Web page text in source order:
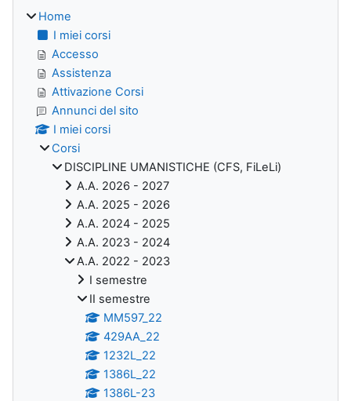
Home
I miei corsi
Accesso
Assistenza
Attivazione Corsi
Annunci del sito
I miei corsi
Corsi
DISCIPLINE UMANISTICHE (CFS, FiLeLi)
A.A. 2026 - 2027
A.A. 2025 - 2026
A.A. 2024 - 2025
A.A. 2023 - 2024
A.A. 2022 - 2023
I semestre
II semestre
MM597_22
429AA_22
1232L_22
1386L_22
1386L-23